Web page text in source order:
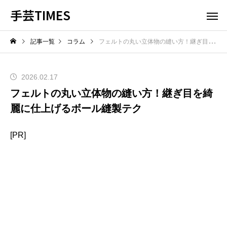
手芸TIMES
記事一覧 コラム フェルトの丸い立体物の縫い方！継ぎ目を綺麗に仕上げるボール縫製テク
2026.02.17
フェルトの丸い立体物の縫い方！継ぎ目を綺
麗に仕上げるボール縫製テク
[PR]